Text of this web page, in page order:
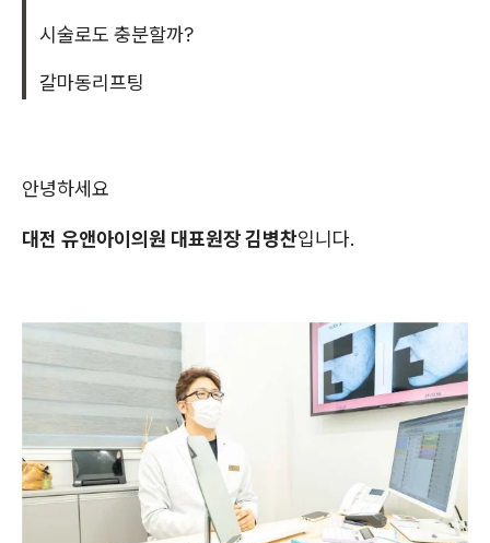
시술로도 충분할까?
갈마동리프팅
안녕하세요
대전 유앤아이의원 대표원장 김병찬입니다.